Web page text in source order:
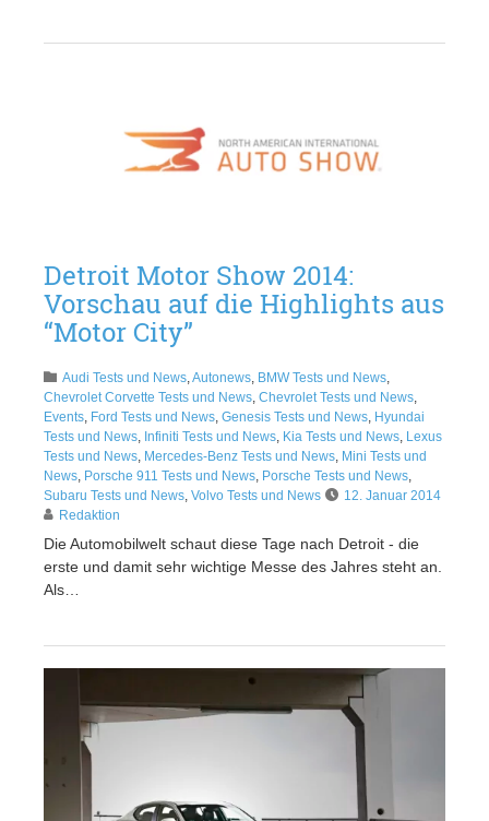
Detroit Motor Show 2014:
Vorschau auf die Highlights aus
“Motor City”
Audi Tests und News,Autonews, BMW Tests und News,
Chevrolet Corvette Tests und News, Chevrolet Tests und News,
Events, Ford Tests und News, Genesis Tests und News, Hyundai
Tests und News, Infiniti Tests und News, Kia Tests und News, Lexus
Tests und News, Mercedes-Benz Tests und News, Mini Tests und
News, Porsche 911 Tests und News, Porsche Tests und News,
Subaru Tests und News, Volvo Tests und News
12. Januar 2014
Redaktion
Die Automobilwelt schaut diese Tage nach Detroit - die
erste und damit sehr wichtige Messe des Jahres steht an.
Als…